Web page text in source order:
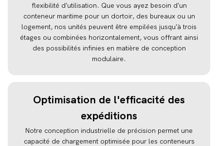
flexibilité d'utilisation. Que vous ayez besoin d'un
conteneur maritime pour un dortoir, des bureaux ou un
logement, nos unités peuvent être empilées jusqu'à trois
étages ou combinées horizontalement, vous offrant ainsi
des possibilités infinies en matière de conception
modulaire.
Optimisation de l'efficacité des
expéditions
Notre conception industrielle de précision permet une
capacité de chargement optimisée pour les conteneurs